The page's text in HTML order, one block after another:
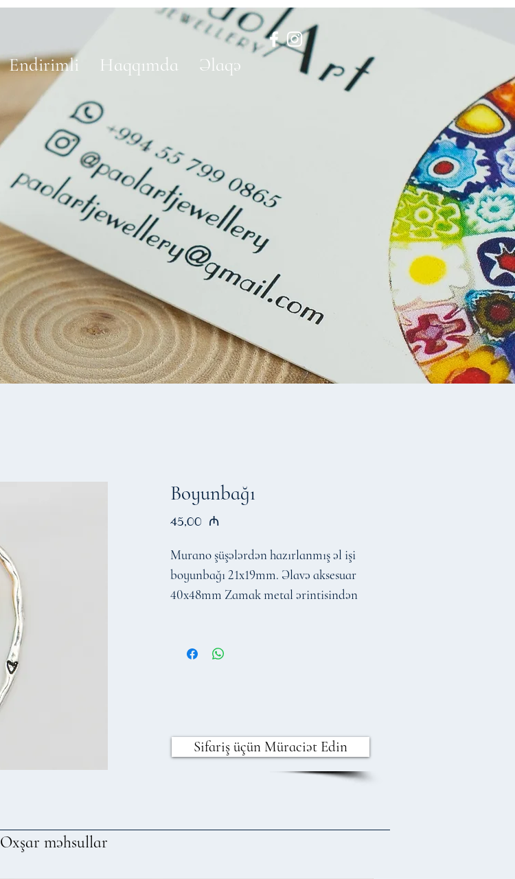
Endirimli Haqqımda Əlaqə
Boyunbağı
45,00 ₼Price
Murano şüşələrdən hazırlanmış əl işi
boyunbağı 21x19mm. Əlavə aksesuar
40х48mm Zamak metal ərintisindən
Sifariş üçün Müraciət Edin
Oxşar məhsullar